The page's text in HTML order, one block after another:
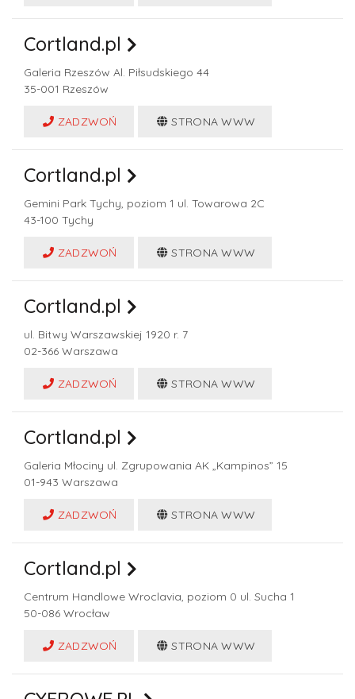
Cortland.pl
Galeria Rzeszów Al. Piłsudskiego 44
35-001 Rzeszów
ZADZWOŃ STRONA WWW
Cortland.pl
Gemini Park Tychy, poziom 1 ul. Towarowa 2C
43-100 Tychy
ZADZWOŃ STRONA WWW
Cortland.pl
ul. Bitwy Warszawskiej 1920 r. 7
02-366 Warszawa
ZADZWOŃ STRONA WWW
Cortland.pl
Galeria Młociny ul. Zgrupowania AK „Kampinos” 15
01-943 Warszawa
ZADZWOŃ STRONA WWW
Cortland.pl
Centrum Handlowe Wroclavia, poziom 0 ul. Sucha 1
50-086 Wrocław
ZADZWOŃ STRONA WWW